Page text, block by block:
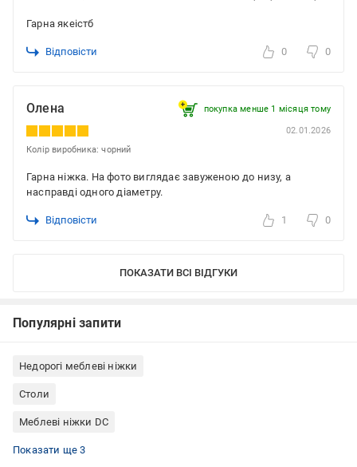
Гарна якеістб
Відповісти 0 0
Олена покупка менше 1 місяця томy
02.01.2026
Колір виробника: чорний
Гарна ніжка. На фото виглядає завуженою до низу, а
насправді одного діаметру.
Відповісти 1 0
ПОКАЗАТИ ВСІ ВІДГУКИ
Популярні запити
Недорогі меблеві ніжки
Столи
Меблеві ніжки DC
Ніжки для столу
Меблеві ніжки круглі
Меблеві ніжки регульовані
Показати ще 3